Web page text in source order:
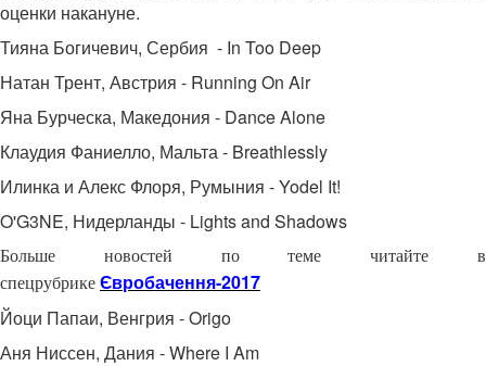
оценки накануне.
Тияна Богичевич, Сербия - In Too Deep
Натан Трент, Австрия - Running On Air
Яна Бурческа, Македония - Dance Alone
Клаудия Фаниелло, Мальта - Breathlessly
Илинка и Алекс Флоря, Румыния - Yodel It!
O'G3NE, Нидерланды - Lights and Shadows
Больше новостей по теме читайте в
спецрубрике Євробачення-2017
Йоци Папаи, Венгрия - Origo
Аня Ниссен, Дания - Where I Am